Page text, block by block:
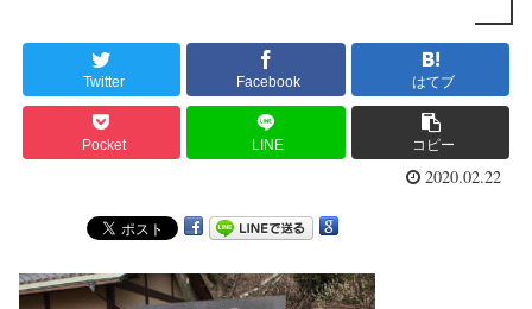
Twitter Facebook はてブ
Pocket LINE コピー
2020.02.22